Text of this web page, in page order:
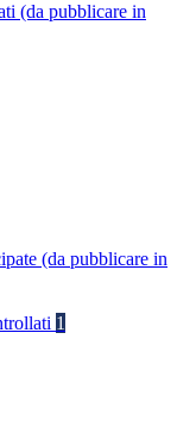
(da pubblicare in
(da pubblicare in
1